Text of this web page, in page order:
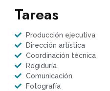
Tareas
Producción ejecutiva
Dirección artística
Coordinación técnica
Regiduría
Comunicación
Fotografía